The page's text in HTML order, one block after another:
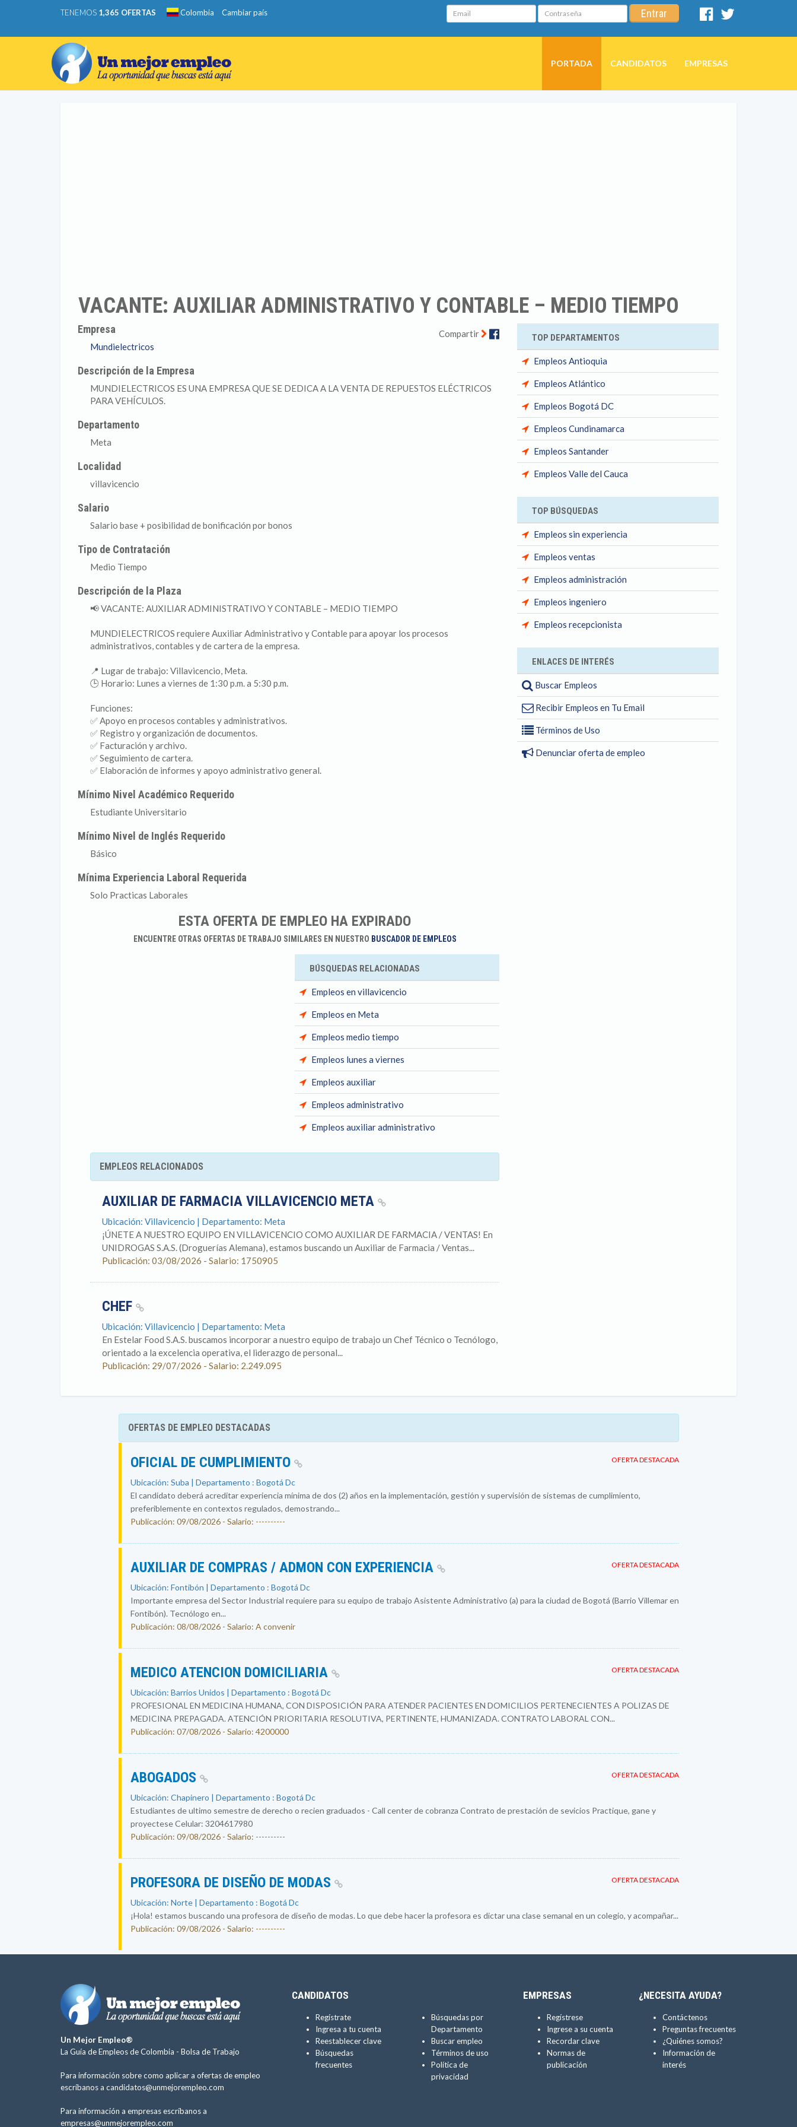
TENEMOS 1,365 OFERTAS Colombia Cambiar país Email Contraseña Entrar
Facebook
PORTADA CANDIDATOS EMPRESAS
VACANTE: AUXILIAR ADMINISTRATIVO Y CONTABLE – MEDIO TIEMPO
Compartir Facebook
Empresa
Mundielectricos
Descripción de la Empresa
MUNDIELECTRICOS ES UNA EMPRESA QUE SE DEDICA A LA VENTA DE REPUESTOS ELÉCTRICOS
PARA VEHÍCULOS.
Departamento
Meta
Localidad
villavicencio
Salario
Salario base + posibilidad de bonificación por bonos
Tipo de Contratación
Medio Tiempo
Descripción de la Plaza
📢 VACANTE: AUXILIAR ADMINISTRATIVO Y CONTABLE – MEDIO TIEMPO
MUNDIELECTRICOS requiere Auxiliar Administrativo y Contable para apoyar los procesos
administrativos, contables y de cartera de la empresa.
📍 Lugar de trabajo: Villavicencio, Meta.
🕒 Horario: Lunes a viernes de 1:30 p.m. a 5:30 p.m.
Funciones:
✅ Apoyo en procesos contables y administrativos.
✅ Registro y organización de documentos.
✅ Facturación y archivo.
✅ Seguimiento de cartera.
✅ Elaboración de informes y apoyo administrativo general.
Mínimo Nivel Académico Requerido
Estudiante Universitario
Mínimo Nivel de Inglés Requerido
Básico
Mínima Experiencia Laboral Requerida
Solo Practicas Laborales
ESTA OFERTA DE EMPLEO HA EXPIRADO
ENCUENTRE OTRAS OFERTAS DE TRABAJO SIMILARES EN NUESTRO BUSCADOR DE EMPLEOS
BÚSQUEDAS RELACIONADAS
Empleos en villavicencio
Empleos en Meta
Empleos medio tiempo
Empleos lunes a viernes
Empleos auxiliar
Empleos administrativo
Empleos auxiliar administrativo
EMPLEOS RELACIONADOS
AUXILIAR DE FARMACIA VILLAVICENCIO META
Ubicación: Villavicencio | Departamento: Meta
¡ÚNETE A NUESTRO EQUIPO EN VILLAVICENCIO COMO AUXILIAR DE FARMACIA / VENTAS! En
UNIDROGAS S.A.S. (Droguerías Alemana), estamos buscando un Auxiliar de Farmacia / Ventas...
Publicación: 03/08/2026 - Salario: 1750905
CHEF
Ubicación: Villavicencio | Departamento: Meta
En Estelar Food S.A.S. buscamos incorporar a nuestro equipo de trabajo un Chef Técnico o Tecnólogo,
orientado a la excelencia operativa, el liderazgo de personal...
Publicación: 29/07/2026 - Salario: 2.249.095
TOP DEPARTAMENTOS
Empleos Antioquia
Empleos Atlántico
Empleos Bogotá DC
Empleos Cundinamarca
Empleos Santander
Empleos Valle del Cauca
TOP BÚSQUEDAS
Empleos sin experiencia
Empleos ventas
Empleos administración
Empleos ingeniero
Empleos recepcionista
ENLACES DE INTERÉS
Buscar Empleos
Recibir Empleos en Tu Email
Términos de Uso
Denunciar oferta de empleo
OFERTAS DE EMPLEO DESTACADAS
OFERTA DESTACADA
OFICIAL DE CUMPLIMIENTO
Ubicación: Suba | Departamento : Bogotá Dc
El candidato deberá acreditar experiencia mínima de dos (2) años en la implementación, gestión y supervisión de sistemas de cumplimiento,
preferiblemente en contextos regulados, demostrando...
Publicación: 09/08/2026 - Salario: ----------
OFERTA DESTACADA
AUXILIAR DE COMPRAS / ADMON CON EXPERIENCIA
Ubicación: Fontibón | Departamento : Bogotá Dc
Importante empresa del Sector Industrial requiere para su equipo de trabajo Asistente Administrativo (a) para la ciudad de Bogotá (Barrio Villemar en
Fontibón). Tecnólogo en...
Publicación: 08/08/2026 - Salario: A convenir
OFERTA DESTACADA
MEDICO ATENCION DOMICILIARIA
Ubicación: Barrios Unidos | Departamento : Bogotá Dc
PROFESIONAL EN MEDICINA HUMANA, CON DISPOSICIÓN PARA ATENDER PACIENTES EN DOMICILIOS PERTENECIENTES A POLIZAS DE
MEDICINA PREPAGADA. ATENCIÓN PRIORITARIA RESOLUTIVA, PERTINENTE, HUMANIZADA. CONTRATO LABORAL CON...
Publicación: 07/08/2026 - Salario: 4200000
OFERTA DESTACADA
ABOGADOS
Ubicación: Chapinero | Departamento : Bogotá Dc
Estudiantes de ultimo semestre de derecho o recien graduados - Call center de cobranza Contrato de prestación de sevicios Practique, gane y
proyectese Celular: 3204617980
Publicación: 09/08/2026 - Salario: ----------
OFERTA DESTACADA
PROFESORA DE DISEÑO DE MODAS
Ubicación: Norte | Departamento : Bogotá Dc
¡Hola! estamos buscando una profesora de diseño de modas. Lo que debe hacer la profesora es dictar una clase semanal en un colegio, y acompañar...
Publicación: 09/08/2026 - Salario: ----------
Un Mejor Empleo®
La Guía de Empleos de Colombia - Bolsa de Trabajo
Para información sobre como aplicar a ofertas de empleo
escríbanos a candidatos@unmejorempleo.com
Para información a empresas escríbanos a
empresas@unmejorempleo.com
CANDIDATOS
Regístrate
Ingresa a tu cuenta
Reestablecer clave
Búsquedas
frecuentes
Búsquedas por
Departamento
Buscar empleo
Términos de uso
Política de
privacidad
EMPRESAS
Regístrese
Ingrese a su cuenta
Recordar clave
Normas de
publicación
¿NECESITA AYUDA?
Contáctenos
Preguntas frecuentes
¿Quiénes somos?
Información de
interés